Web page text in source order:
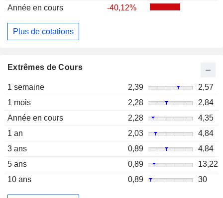
Année en cours -40,12%
Plus de cotations
Extrêmes de Cours
1 semaine 2,39
2,57
1 mois
2,28
2,84
Année en cours
2,28
4,35
1 an
2,03
4,84
3 ans
0,89
4,84
5 ans
0,89
13,22
10 ans
0,89 30